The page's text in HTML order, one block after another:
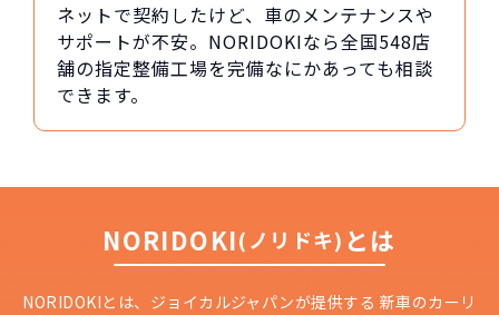
ネットで契約したけど、車のメンテナンスや
サポートが不安。NORIDOKIなら全国548店
舗の指定整備工場を完備なにかあっても相談
できます。
NORIDOKI(ノリドキ) とは
NORIDOKIとは、ジョイカルジャパンが提供する 新車のカーリ